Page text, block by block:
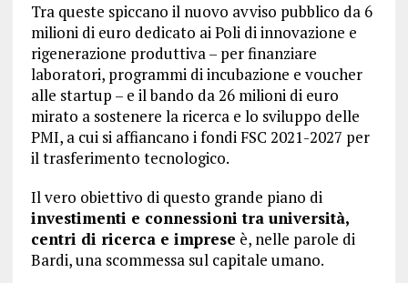
Tra queste spiccano il nuovo avviso pubblico da 6
milioni di euro dedicato ai Poli di innovazione e
rigenerazione produttiva – per finanziare
laboratori, programmi di incubazione e voucher
alle startup – e il bando da 26 milioni di euro
mirato a sostenere la ricerca e lo sviluppo delle
PMI, a cui si affiancano i fondi FSC 2021-2027 per
il trasferimento tecnologico.
Il vero obiettivo di questo grande piano di
investimenti e connessioni tra università,
centri di ricerca e imprese è, nelle parole di
Bardi, una scommessa sul capitale umano.